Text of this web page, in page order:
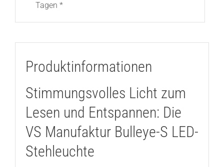
Tagen *
Produktinformationen
Stimmungsvolles Licht zum
Lesen und Entspannen: Die
VS Manufaktur Bulleye-S LED-
Stehleuchte